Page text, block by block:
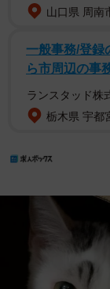
山口県 周南
一般事務/登録
ら市周辺の事
ランスタッド株
栃木県 宇都